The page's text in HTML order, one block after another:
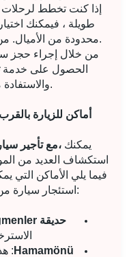
طويلة ، فيمكنك
محدودة من الأميال. من المهم أيضا معرفة سياسة الوقود.
الحصول على خدمة
والاستفادة من المزيد من الخيارات.
أماكن للزيارة
مع تأجير سيارات مركز أنقرة أتلانتس للتسوق، يمكنك
استكشاف العديد من
فيما يلي الأماكن التي
استئجار سيارة من مركز أنقرة أتلانتس للتسوق:
حديقة Seğmenler
Hamamönü
: